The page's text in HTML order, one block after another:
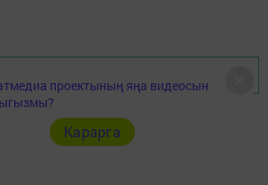
проектының яңа видеосын
Карарга